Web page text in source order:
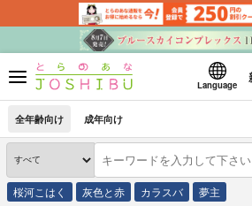
Language
全年齢向け 成年向け
桜河こはく 灰色と赤 カラスバ 夢主